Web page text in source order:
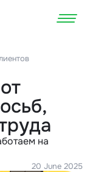
на
20 June 2025